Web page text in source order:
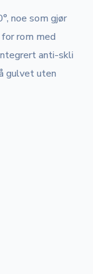
noe som gjør
rom med
anti-skli
gulvet uten